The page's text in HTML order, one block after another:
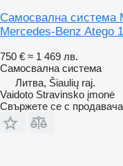
Самосвална система
Mercedes-Benz Atego
750 € ≈ 1 469 лв.
Самосвална система
Литва, Šiaulių raj.
Vaidoto Stravinsko įmonė
Свържете се с продавача